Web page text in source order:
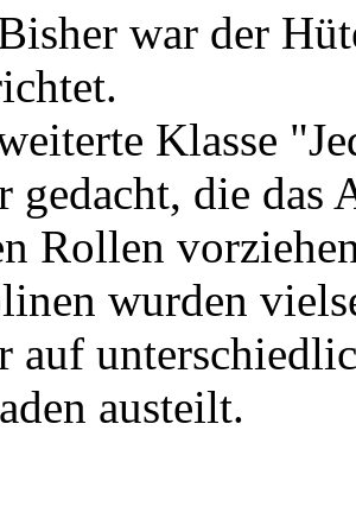
war der
Klasse
gedacht, die das
Rollen
wurden
auf
austeilt.